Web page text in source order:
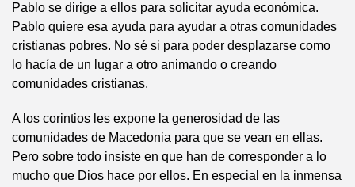
Pablo se dirige a ellos para solicitar ayuda económica.
Pablo quiere esa ayuda para ayudar a otras comunidades
cristianas pobres. No sé si para poder desplazarse como
lo hacía de un lugar a otro animando o creando
comunidades cristianas.
A los corintios les expone la generosidad de las
comunidades de Macedonia para que se vean en ellas.
Pero sobre todo insiste en que han de corresponder a lo
mucho que Dios hace por ellos. En especial en la inmensa